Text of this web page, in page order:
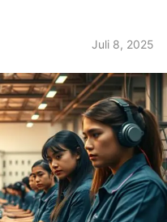
Juli 8, 2025